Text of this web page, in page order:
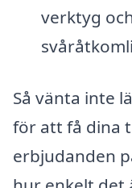
verktyg
Så vänta inte
för att få dina
erbjudanden